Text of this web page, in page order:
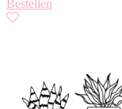
Bestellen